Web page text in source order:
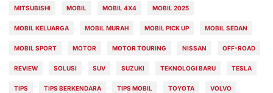
MITSUBISHI MOBIL MOBIL 4X4 MOBIL 2025
MOBIL KELUARGA MOBIL MURAH MOBIL PICK UP MOBIL SEDAN
MOBIL SPORT MOTOR MOTOR TOURING NISSAN OFF-ROAD
REVIEW SOLUSI SUV SUZUKI TEKNOLOGI BARU TESLA
TIPS TIPS BERKENDARA TIPS MOBIL TOYOTA VOLVO